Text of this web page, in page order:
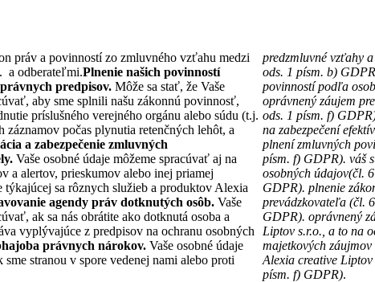
práv a povinností zo zmluvného vzťahu medzi
a odberateľmi.Plnenie našich povinností
predpisov. Môže sa stať, že Vaše
aby sme splnili našu zákonnú povinnosť,
príslušného verejného orgánu alebo súdu (t.j.
záznamov počas plynutia retenčných lehôt, a
a zabezpečenie zmluvných
Vaše osobné údaje môžeme spracúvať aj na
a alertov, prieskumov alebo inej priamej
sa rôznych služieb a produktov Alexia
agendy práv dotknutých osôb. Vaše
ak sa nás obrátite ako dotknutá osoba a
vyplývajúce z predpisov na ochranu osobných
právnych nárokov. Vaše osobné údaje
sme stranou v spore vedenej nami alebo proti
predzmluvné vzťahy
ods. 1 písm. b)
povinností podľa
oprávnený záujem
ods. 1 písm. f)
na zabezpečení
plnení zmluvných
písm. f) GDPR). váš
osobných údajov(čl.
GDPR). plnenie
prevádzkovateľa (čl.
GDPR). oprávnený
Liptov s.r.o., a to na
majetkových
Alexia creative Liptov
písm. f) GDPR).